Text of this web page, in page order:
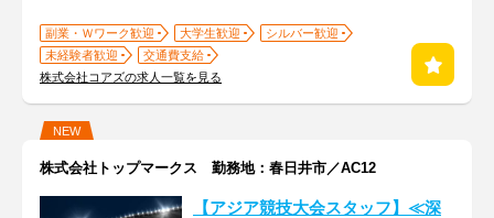
副業・Ｗワーク歓迎 大学生歓迎
シルバー歓迎
未経験者歓迎
交通費支給
株式会社コアズの求人一覧を見る
NEW
株式会社トップマークス 勤務地：春日井市／AC12
【アジア競技大会スタッフ】≪深